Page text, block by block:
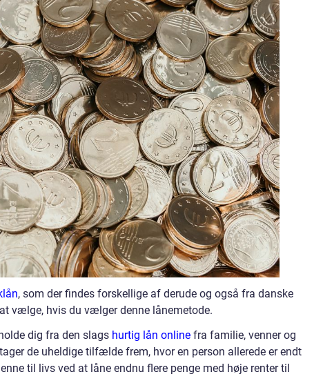
, som der findes forskellige af derude og også fra danske
vælge, hvis du vælger denne lånemetode.
dig fra den slags hurtig lån online fra familie, venner og
de uheldige tilfælde frem, hvor en person allerede er endt
til livs ved at låne endnu flere penge med høje renter til